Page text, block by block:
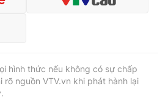
hình thức nếu không có sự chấp
rõ nguồn VTV.vn khi phát hành lại